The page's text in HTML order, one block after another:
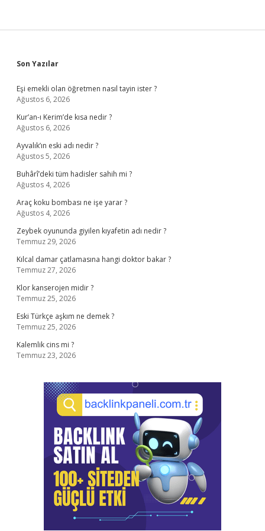
Sidebar
Son Yazılar
Eşi emekli olan öğretmen nasıl tayin ister ?
Ağustos 6, 2026
Kur’an-ı Kerim’de kısa nedir ?
Ağustos 6, 2026
Ayvalık’ın eski adı nedir ?
Ağustos 5, 2026
Buhârî’deki tüm hadisler sahih mi ?
Ağustos 4, 2026
Araç koku bombası ne işe yarar ?
Ağustos 4, 2026
Zeybek oyununda giyilen kıyafetin adı nedir ?
Temmuz 29, 2026
Kılcal damar çatlamasına hangi doktor bakar ?
Temmuz 27, 2026
Klor kanserojen midir ?
Temmuz 25, 2026
Eski Türkçe aşkım ne demek ?
Temmuz 25, 2026
Kalemlik cins mi ?
Temmuz 23, 2026